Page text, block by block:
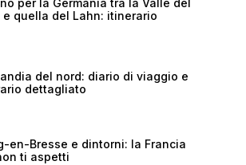
e quella del Lahn: itinerario
del nord: diario di viaggio e
dettagliato
en-Bresse e dintorni: la Francia
ti aspetti